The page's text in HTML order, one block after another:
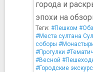
города и
эпохи на
Теги: #Пешком
#Места султана
соборы
#Прогулки
#Весной
#Городские